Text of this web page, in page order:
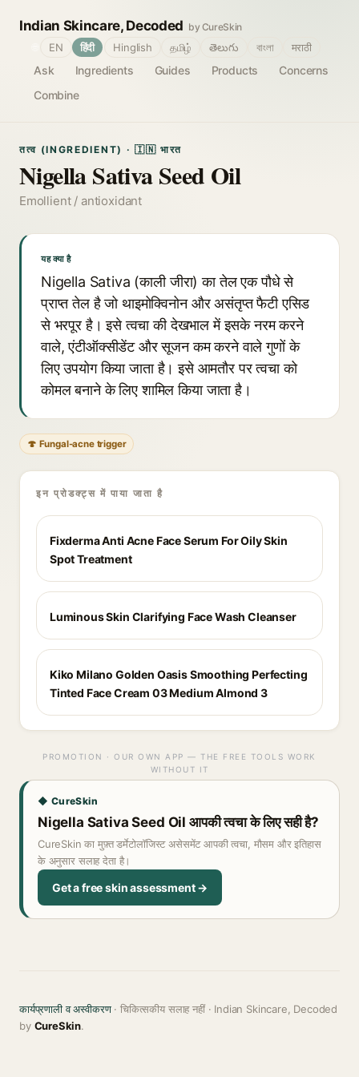
Indian Skincare, Decoded by CureSkin
Ask Ingredients Guides Products
Concerns
Combine
EN हिंदी Hinglish தமிழ் తెలుగు বাংলা मराठी
तत्व (INGREDIENT) · 🇮🇳 भारत
Nigella Sativa Seed Oil
Emollient / antioxidant
यह क्या है
Nigella Sativa (काली जीरा) का तेल एक पौधे से
प्राप्त तेल है जो थाइमोक्विनोन और असंतृप्त फैटी एसिड
से भरपूर है। इसे त्वचा की देखभाल में इसके नरम करने
वाले, एंटीऑक्सीडेंट और सूजन कम करने वाले गुणों के
लिए उपयोग किया जाता है। इसे आमतौर पर त्वचा को
कोमल बनाने के लिए शामिल किया जाता है।
🍄 Fungal-acne trigger
इन प्रोडक्ट्स में पाया जाता है
Fixderma Anti Acne Face Serum For Oily Skin
Spot Treatment
Luminous Skin Clarifying Face Wash Cleanser
Kiko Milano Golden Oasis Smoothing Perfecting
Tinted Face Cream 03 Medium Almond 3
PROMOTION · OUR OWN APP — THE FREE TOOLS WORK
WITHOUT IT
◆ CureSkin
Nigella Sativa Seed Oil आपकी त्वचा के लिए सही है?
CureSkin का मुफ़्त डर्मेटोलॉजिस्ट असेसमेंट आपकी त्वचा, मौसम और इतिहास
के अनुसार सलाह देता है।
Get a free skin assessment →
कार्यप्रणाली व अस्वीकरण· चिकित्सकीय सलाह नहीं · Indian Skincare, Decoded
by CureSkin.